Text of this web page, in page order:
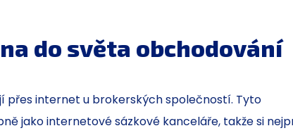
do světa obchodování
přes internet u brokerských společností. Tyto
jako internetové sázkové kanceláře, takže si